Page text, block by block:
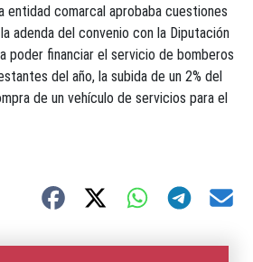
entidad comarcal aprobaba cuestiones
adenda del convenio con la Diputación
poder financiar el servicio de bomberos
del año, la subida de un 2% del
de un vehículo de servicios para el